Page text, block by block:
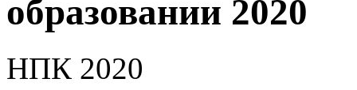
образовании 2020
НПК 2020